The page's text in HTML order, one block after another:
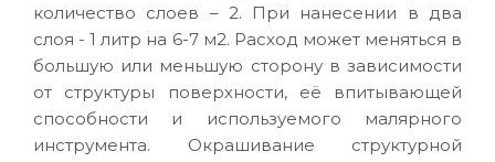
количество слоев – 2. При нанесении в два
слоя - 1 литр на 6-7 м2. Расход может меняться в
большую или меньшую сторону в зависимости
от структуры поверхности, её впитывающей
способности и используемого малярного
инструмента. Окрашивание структурной